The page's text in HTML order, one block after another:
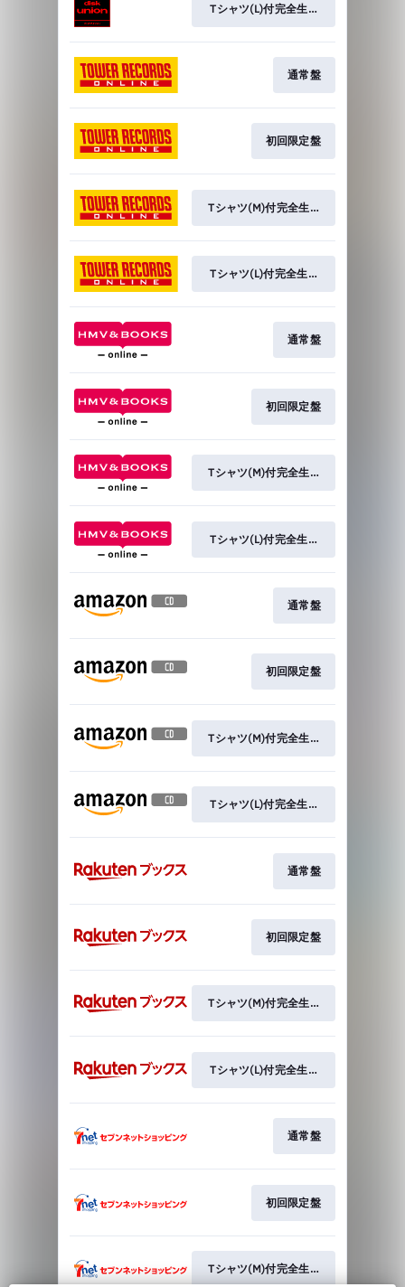
Tシャツ(L)付完全生産限定盤
通常盤
初回限定盤
Tシャツ(M)付完全生産限定盤
Tシャツ(L)付完全生産限定盤
通常盤
初回限定盤
Tシャツ(M)付完全生産限定盤
Tシャツ(L)付完全生産限定盤
通常盤
初回限定盤
Tシャツ(M)付完全生産限定盤
Tシャツ(L)付完全生産限定盤
通常盤
初回限定盤
Tシャツ(M)付完全生産限定盤
Tシャツ(L)付完全生産限定盤
通常盤
初回限定盤
Tシャツ(M)付完全生産限定盤